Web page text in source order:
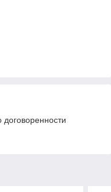
договоренности